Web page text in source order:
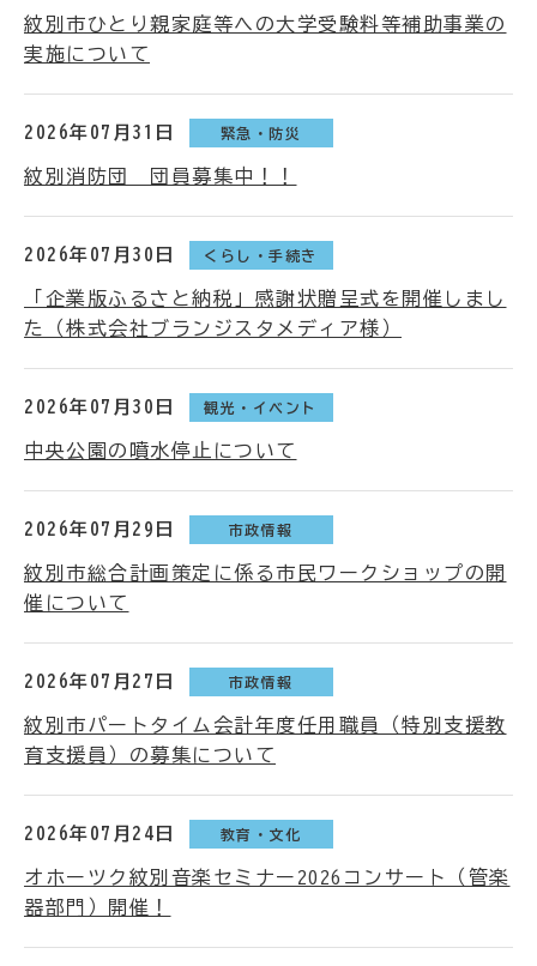
紋別市ひとり親家庭等への大学受験料等補助事業の
実施について
2026年07月31日 緊急・防災
紋別消防団 団員募集中！！
2026年07月30日 くらし・手続き
「企業版ふるさと納税」感謝状贈呈式を開催しまし
た（株式会社ブランジスタメディア様）
2026年07月30日 観光・イベント
中央公園の噴水停止について
2026年07月29日 市政情報
紋別市総合計画策定に係る市民ワークショップの開
催について
2026年07月27日 市政情報
紋別市パートタイム会計年度任用職員（特別支援教
育支援員）の募集について
2026年07月24日 教育・文化
オホーツク紋別音楽セミナー2026コンサート（管楽
器部門）開催！